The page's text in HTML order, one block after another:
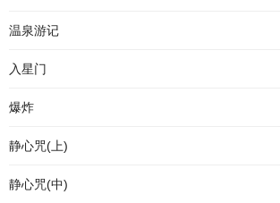
温泉游记
入星门
爆炸
静心咒(上)
静心咒(中)